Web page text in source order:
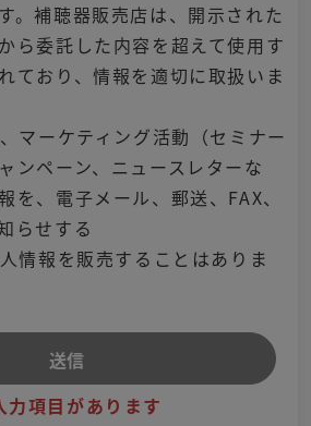
。補聴器販売店は、開示された
ら委託した内容を超えて使用す
ており、情報を適切に取扱いま
マーケティング活動（セミナー
ンペーン、ニュースレターな
を、電子メール、郵送、FAX、
らせする
情報を販売することはありま
力項目があります